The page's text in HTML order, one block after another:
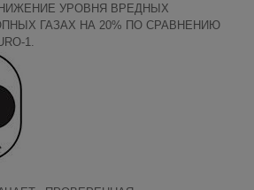
УРОВНЯ ВРЕДНЫХ
ГАЗАХ НА 20% ПО СРАВНЕНИЮ
1.